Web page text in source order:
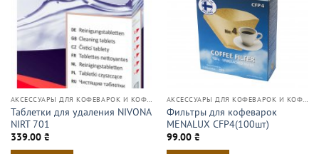
АКСЕССУАРЫ ДЛЯ КОФЕВАРОК И КОФЕМАШИН
Таблетки для удаления NIVONA
NIRT 701
339.00 ₴
АКСЕССУАРЫ ДЛЯ КОФЕВАРОК И КОФЕМАШИН
Фильтры для кофеварок
MENALUX CFP4(100шт)
99.00 ₴